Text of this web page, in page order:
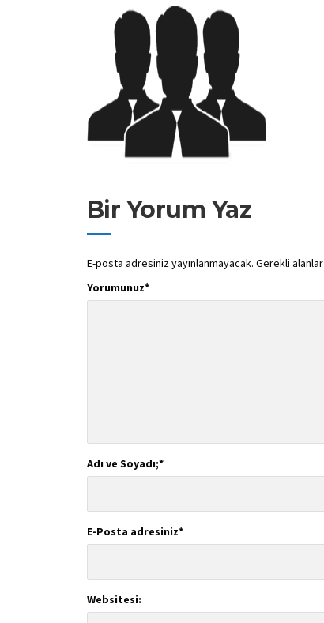
Bir Yorum Yaz
E-posta adresiniz yayınlanmayacak. Gerekli alanlar
Yorumunuz*
Adı ve Soyadı;*
E-Posta adresiniz*
Websitesi: